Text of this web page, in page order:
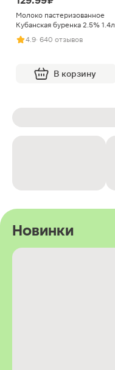
Молоко пастеризованное
Кубанская буренка 2.5% 1.4л
4.9· 640 отзывов
В корзину
Новинки